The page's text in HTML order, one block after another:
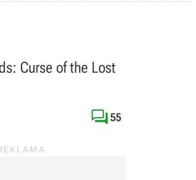
Curse of the Lost
55